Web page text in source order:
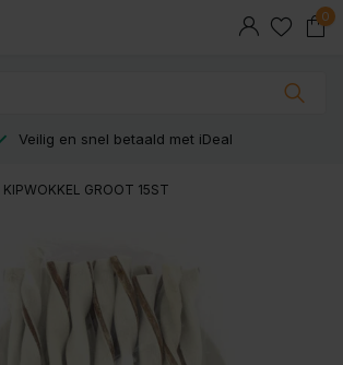
0
Veilig en snel betaald met iDeal
KIPWOKKEL GROOT 15ST